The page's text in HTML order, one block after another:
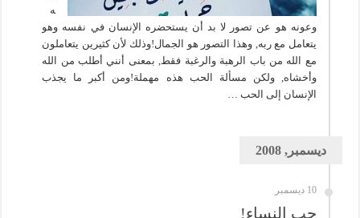
ه
وعونه هو عن تصور لا بد أن يستحضره الإنسان في نفسه وهو
يتعامل مع ربه, وهذا التصور هو الجمال!وذلك لأن كثيرين يتعاملون
مع الله من باب الرهبة والرغبة فقط, بمعنى أنني أطلب من الله
وأخشاه, ولكن مسألة الحب هذه مهملة!ومن أكبر ما يجذب
الإنسان إلى الحب …
ديسمبر, 2008
10 ديسمبر
حب النساء!